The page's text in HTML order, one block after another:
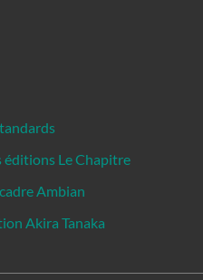
éditions Le Chapitre
Ambian
Akira Tanaka